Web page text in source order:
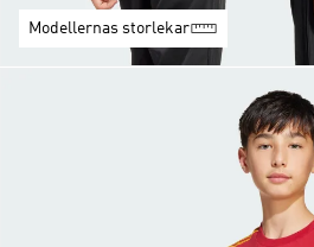
Modellernas storlekar